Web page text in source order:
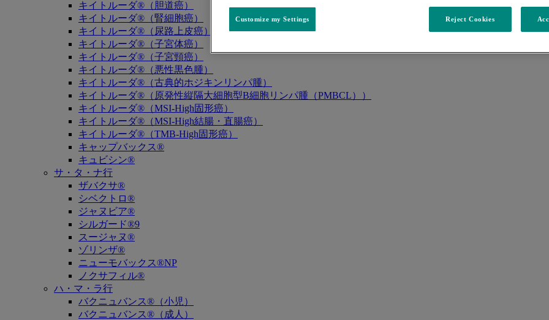
キイトルーダ®（胆道癌）
キイトルーダ®（腎細胞癌）
キイトルーダ®（尿路上皮癌）
キイトルーダ®（子宮体癌）
キイトルーダ®（子宮頸癌）
キイトルーダ®（悪性黒色腫）
キイトルーダ®（古典的ホジキンリンパ腫）
キイトルーダ®（原発性縦隔大細胞型B細胞リンパ腫（PMBCL））
キイトルーダ®（MSI-High固形癌）
キイトルーダ®（MSI-High結腸・直腸癌）
キイトルーダ®（TMB-High固形癌）
キャップバックス®
キュビシン®
サ・タ・ナ行
ザバクサ®
シベクトロ®
ジャヌビア®
シルガード®9
スージャヌ®
ゾリンザ®
ニューモバックス®NP
ノクサフィル®
ハ・マ・ラ行
バクニュバンス®（小児）
バクニュバンス®（成人）
Customize my Settings Reject Cookies